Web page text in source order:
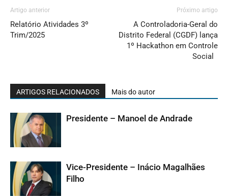
Artigo anterior
Relatório Atividades 3º
Trim/2025
Próximo artigo
A Controladoria-Geral do
Distrito Federal (CGDF) lança
1º Hackathon em Controle
Social
ARTIGOS RELACIONADOS Mais do autor
Presidente – Manoel de Andrade
Vice-Presidente – Inácio Magalhães
Filho